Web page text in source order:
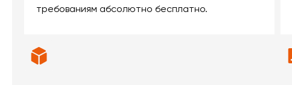
требованиям абсолютно бесплатно.